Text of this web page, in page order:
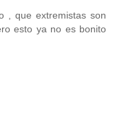
, que extremistas son
esto ya no es bonito